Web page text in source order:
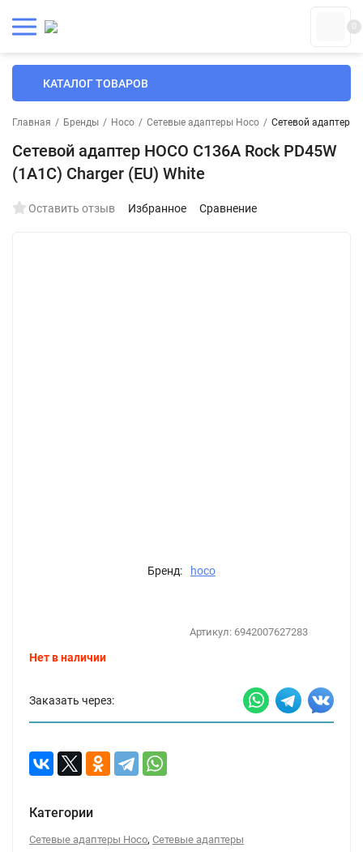
0
КАТАЛОГ ТОВАРОВ
Главная / Бренды / Hoco / Сетевые адаптеры Hoco / Сетевой адаптер
Сетевой адаптер HOCO C136A Rock PD45W
(1A1C) Charger (EU) White
Оставить отзыв Избранное Сравнение
Бренд: hoco
Артикул: 6942007627283
Нет в наличии
Заказать через:
Категории
Сетевые адаптеры Hoco, Сетевые адаптеры